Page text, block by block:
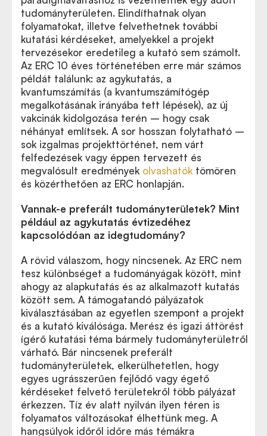
tudományterületen. Elindíthatnak olyan
folyamatokat, illetve felvethetnek további
kutatási kérdéseket, amelyekkel a projekt
tervezésekor eredetileg a kutató sem számolt.
Az ERC 10 éves történetében erre már számos
példát találunk: az agykutatás, a
kvantumszámítás (a kvantumszámítógép
megalkotásának irányába tett lépések), az új
vakcinák kidolgozása terén – hogy csak
néhányat említsek. A sor hosszan folytatható –
sok izgalmas projekttörténet, nem várt
felfedezések vagy éppen tervezett és
megvalósult eredmények olvashatók tömören
és közérthetően az ERC honlapján.
Vannak-e preferált tudományterületek? Mint
például az agykutatás évtizedéhez
kapcsolódóan az idegtudomány?
A rövid válaszom, hogy nincsenek. Az ERC nem
tesz különbséget a tudományágak között, mint
ahogy az alapkutatás és az alkalmazott kutatás
között sem. A támogatandó pályázatok
kiválasztásában az egyetlen szempont a projekt
és a kutató kiválósága. Merész és igazi áttörést
ígérő kutatási téma bármely tudományterületről
várható. Bár nincsenek preferált
tudományterületek, elkerülhetetlen, hogy
egyes ugrásszerűen fejlődő vagy égető
kérdéseket felvető területekről több pályázat
érkezzen. Tíz év alatt nyilván ilyen téren is
folyamatos változásokat élhettünk meg. A
hangsúlyok időről időre más témákra